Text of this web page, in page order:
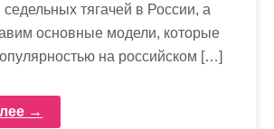
седельных тягачей в России, а
основные модели, которые
на российском […]
→